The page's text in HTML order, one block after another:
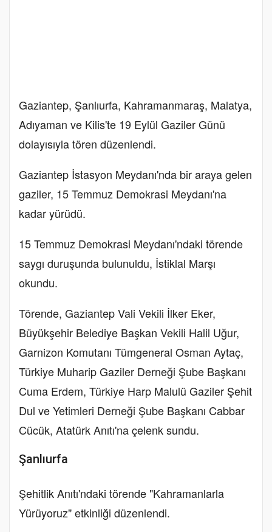
Gaziantep, Şanlıurfa, Kahramanmaraş, Malatya,
Adıyaman ve Kilis'te 19 Eylül Gaziler Günü
dolayısıyla tören düzenlendi.
Gaziantep İstasyon Meydanı'nda bir araya gelen
gaziler, 15 Temmuz Demokrasi Meydanı'na
kadar yürüdü.
15 Temmuz Demokrasi Meydanı'ndaki törende
saygı duruşunda bulunuldu, İstiklal Marşı
okundu.
Törende, Gaziantep Vali Vekili İlker Eker,
Büyükşehir Belediye Başkan Vekili Halil Uğur,
Garnizon Komutanı Tümgeneral Osman Aytaç,
Türkiye Muharip Gaziler Derneği Şube Başkanı
Cuma Erdem, Türkiye Harp Malulü Gaziler Şehit
Dul ve Yetimleri Derneği Şube Başkanı Cabbar
Cücük, Atatürk Anıtı'na çelenk sundu.
Şanlıurfa
Şehitlik Anıtı'ndaki törende "Kahramanlarla
Yürüyoruz" etkinliği düzenlendi.